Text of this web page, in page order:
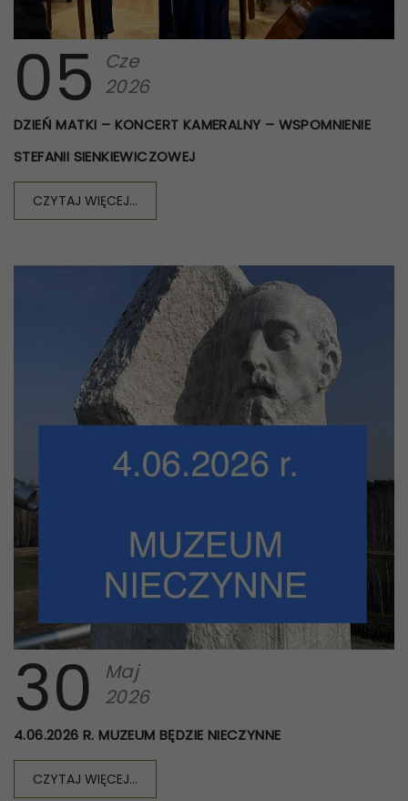
05
Cze
2026
DZIEŃ MATKI – KONCERT KAMERALNY – WSPOMNIENIE
STEFANII SIENKIEWICZOWEJ
CZYTAJ WIĘCEJ...
30
Maj
2026
4.06.2026 R. MUZEUM BĘDZIE NIECZYNNE
CZYTAJ WIĘCEJ...